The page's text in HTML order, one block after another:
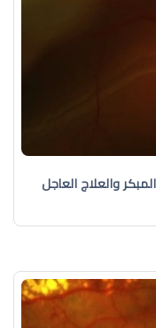
والعلاج العاجل